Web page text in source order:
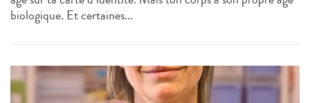
biologique. Et certaines...